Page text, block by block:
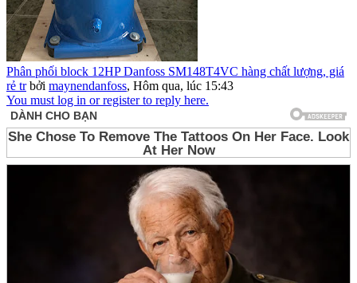
Phân phối block 12HP Danfoss SM148T4VC hàng chất lượng, giá
rẻ tr bởi maynendanfoss, Hôm qua, lúc 15:43
You must log in or register to reply here.